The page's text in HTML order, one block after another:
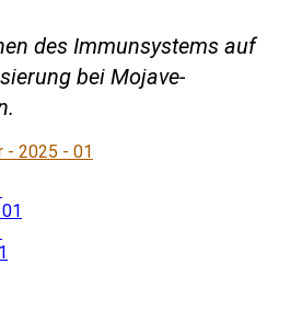
des Immunsystems auf
bei Mojave-
- 2025 - 01